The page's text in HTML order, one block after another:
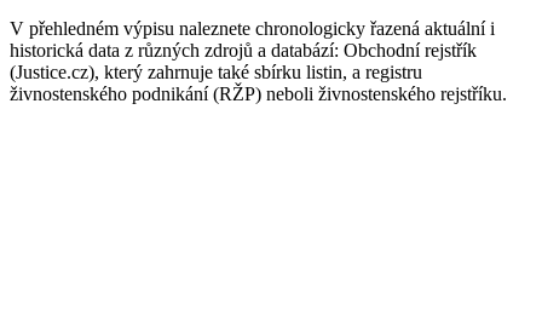
V přehledném výpisu naleznete chronologicky řazená aktuální i
historická data z různých zdrojů a databází: Obchodní rejstřík
(Justice.cz), který zahrnuje také sbírku listin, a registru
živnostenského podnikání (RŽP) neboli živnostenského rejstříku.